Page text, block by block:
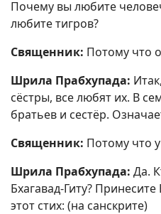
Почему вы любите
любите тигров?
Священник: Потому что
Шрила Прабхупада:
сёстры, все любят их. В
братьев и сестёр.
Священник: Потому что
Шрила Прабхупада: Да.
Бхагавад-Гиту?
этот стих: (на санскрите)